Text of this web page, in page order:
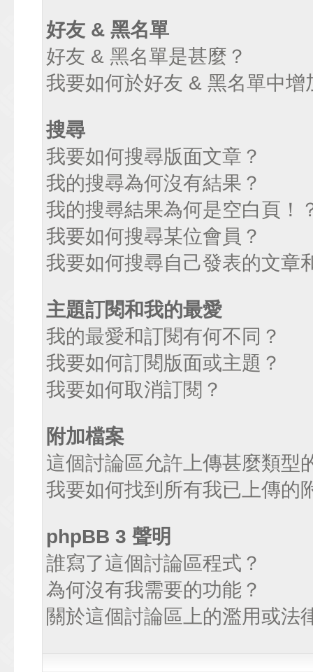
好友 & 黑名單
好友 & 黑名單是甚麼？
我要如何於好友 & 黑名單中增
搜尋
我要如何搜尋版面文章？
我的搜尋為何沒有結果？
我的搜尋結果為何是空白頁！
我要如何搜尋某位會員？
我要如何搜尋自己發表的文章
主題訂閱和我的最愛
我的最愛和訂閱有何不同？
我要如何訂閱版面或主題？
我要如何取消訂閱？
附加檔案
這個討論區允許上傳甚麼類型
我要如何找到所有我已上傳的
phpBB 3 聲明
誰寫了這個討論區程式？
為何沒有我需要的功能？
關於這個討論區上的濫用或法